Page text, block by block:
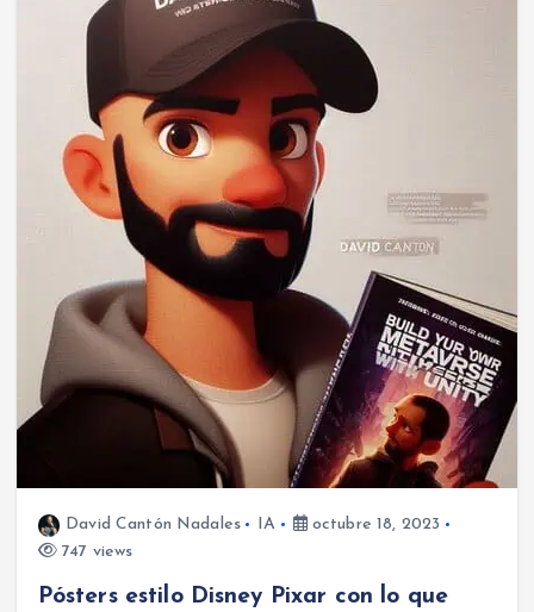
David Cantón Nadales IA
octubre 18, 2023
747 views
Pósters estilo Disney Pixar con lo que